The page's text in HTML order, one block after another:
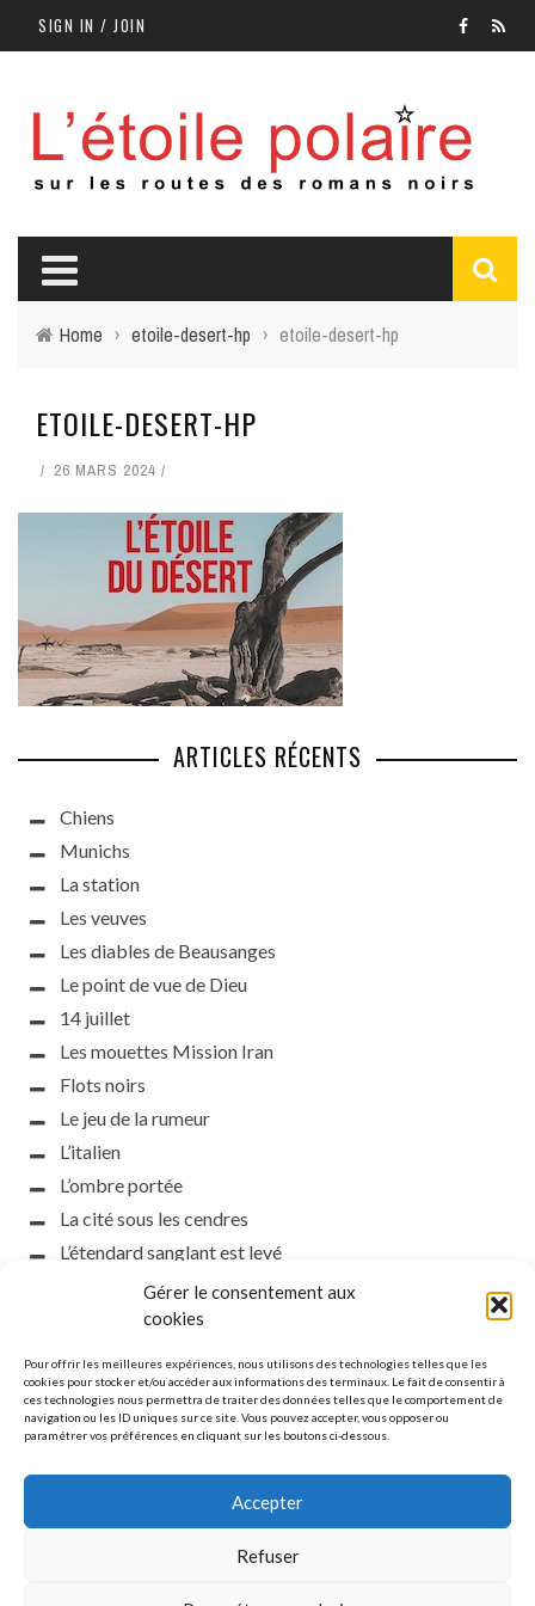
Gérer le consentement aux
cookies
Pour offrir les meilleures expériences, nous utilisons des technologies telles que les
cookies pour stocker et/ou accéder aux informations des terminaux. Le fait de consentir à
ces technologies nous permettra de traiter des données telles que le comportement de
navigation ou les ID uniques sur ce site. Vous pouvez accepter, vous opposer ou
paramétrer vos préférences en cliquant sur les boutons ci-dessous.
Accepter
Refuser
SIGN IN / JOIN
Home › etoile-desert-hp › etoile-desert-hp
ETOILE-DESERT-HP
26 MARS 2024
ARTICLES RÉCENTS
Chiens
Munichs
La station
Les veuves
Les diables de Beausanges
Le point de vue de Dieu
14 juillet
Les mouettes Mission Iran
Flots noirs
Le jeu de la rumeur
L’italien
L’ombre portée
La cité sous les cendres
L’étendard sanglant est levé
L’incident d’Helsinki
la petite fasciste
Loch noir
Que s’obscurcissent le soleil et la lumière